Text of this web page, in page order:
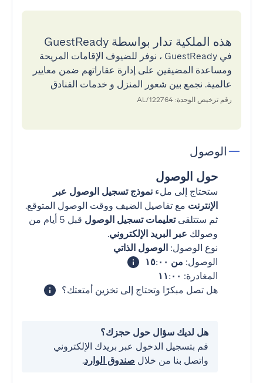
هذه الملكية تدار بواسطة GuestReady
في GuestReady ، نوفر للضيوف الإقامات المريحة
ومساعدة المضيفين على إدارة عقاراتهم ضمن معايير
عالمية. نجمع بين شعور المنزل و خدمات الفنادق
رقم ترخيص الوحدة: 122764/AL
الوصول
حول الوصول
ستحتاج إلى ملء نموذج تسجيل الوصول عبر
الإنترنت مع تفاصيل الضيف ووقت الوصول المتوقع.
ثم ستتلقىتعليمات تسجيل الوصول
قبل 5 أيام من
وصولك عبر البريد الإلكتروني.
نوع الوصول: الوصول الذاتي
الوصول: من ١٥:٠٠
المغادرة: ١١:٠٠
هل تصل مبكرًا وتحتاج إلى تخزين أمتعتك؟
هل لديك سؤال حول حجزك؟
قم بتسجيل الدخول عبر بريدك الإلكتروني
واتصل بنا من خلال صندوق الوارد.